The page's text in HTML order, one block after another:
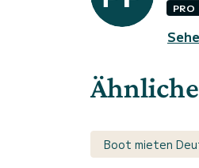
PRO
Boot mieten